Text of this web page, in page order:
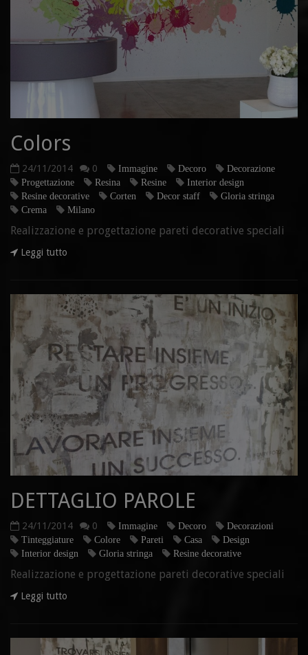
Colors
24/11/2014 0 Immagine Decoro
Decorazione
Progettazione
Resina Resine
Interior design
Resine decorative
Corten Decor staff
Gloria stringa
Crema
Milano
Realizzazione e progettazione pareti decorative speciali
Leggi tutto
DETTAGLIO PAROLE
24/11/2014 0 Immagine Decoro
Decorazioni
Tinteggiature
Colore Pareti Casa
Design
Interior design
Gloria stringa Resine decorative
Realizzazione e progettazione pareti decorative speciali
Leggi tutto